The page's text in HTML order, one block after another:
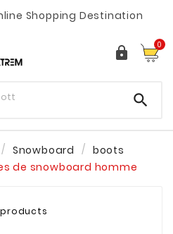
Shopping Destination
 0

Snowboard
boots
de snowboard homme